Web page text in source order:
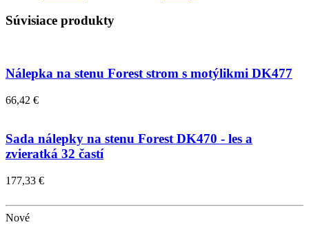
Súvisiace produkty
Nálepka na stenu Forest strom s motýlikmi DK477
66,42 €
Sada nálepky na stenu Forest DK470 - les a
zvieratká 32 častí
177,33 €
Nové